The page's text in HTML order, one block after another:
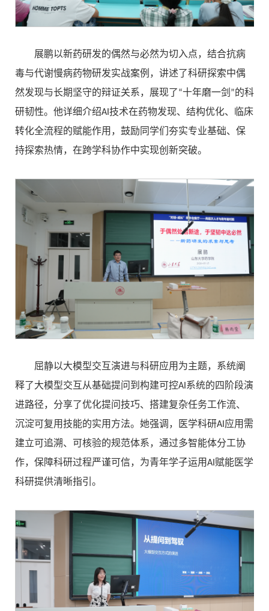
展鹏以新药研发的偶然与必然为切入点，结合抗病
毒与代谢慢病药物研发实战案例，讲述了科研探索中偶
然发现与长期坚守的辩证关系，展现了“十年磨一剑”的科
研韧性。他详细介绍AI技术在药物发现、结构优化、临床
转化全流程的赋能作用，鼓励同学们夯实专业基础、保
持探索热情，在跨学科协作中实现创新突破。
屈静以大模型交互演进与科研应用为主题，系统阐
释了大模型交互从基础提问到构建可控AI系统的四阶段演
进路径，分享了优化提问技巧、搭建复杂任务工作流、
沉淀可复用技能的实用方法。她强调，医学科研AI应用需
建立可追溯、可核验的规范体系，通过多智能体分工协
作，保障科研过程严谨可信，为青年学子运用AI赋能医学
科研提供清晰指引。